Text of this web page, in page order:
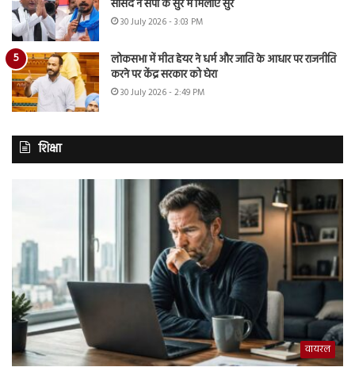
सांसद ने सपा के सुर में मिलाए सुर
30 July 2026 - 3:03 PM
लोकसभा में मीत हेयर ने धर्म और जाति के आधार पर राजनीति
करने पर केंद्र सरकार को घेरा
30 July 2026 - 2:49 PM
शिक्षा
वायरल